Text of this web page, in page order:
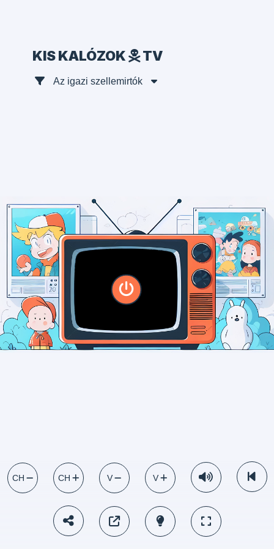
KIS KALÓZOK TV
Az igazi szellemirtók
CH CH V V